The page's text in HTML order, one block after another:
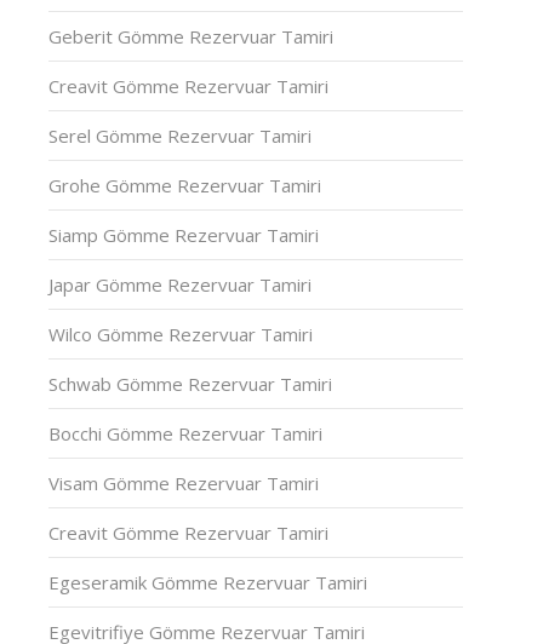
Geberit Gömme Rezervuar Tamiri
Creavit Gömme Rezervuar Tamiri
Serel Gömme Rezervuar Tamiri
Grohe Gömme Rezervuar Tamiri
Siamp Gömme Rezervuar Tamiri
Japar Gömme Rezervuar Tamiri
Wilco Gömme Rezervuar Tamiri
Schwab Gömme Rezervuar Tamiri
Bocchi Gömme Rezervuar Tamiri
Visam Gömme Rezervuar Tamiri
Creavit Gömme Rezervuar Tamiri
Egeseramik Gömme Rezervuar Tamiri
Egevitrifiye Gömme Rezervuar Tamiri